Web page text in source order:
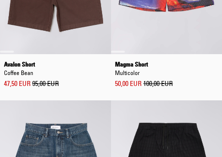
Avalon Short
Coffee Bean
47,50 EUR 95,00 EUR
Magma Short
Multicolor
50,00 EUR 100,00 EUR